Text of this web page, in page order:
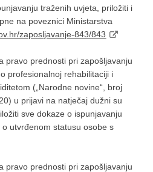
traženih uvjeta, priložiti i
na poveznici Ministarstva
zaposljavanje-843/843
pravo prednosti pri zapošljavanju
profesionalnoj rehabilitaciji i
(„Narodne novine“, broj
u prijavi na natječaj dužni su
sve dokaze o ispunjavanju
utvrđenom statusu osobe s
pravo prednosti pri zapošljavanju